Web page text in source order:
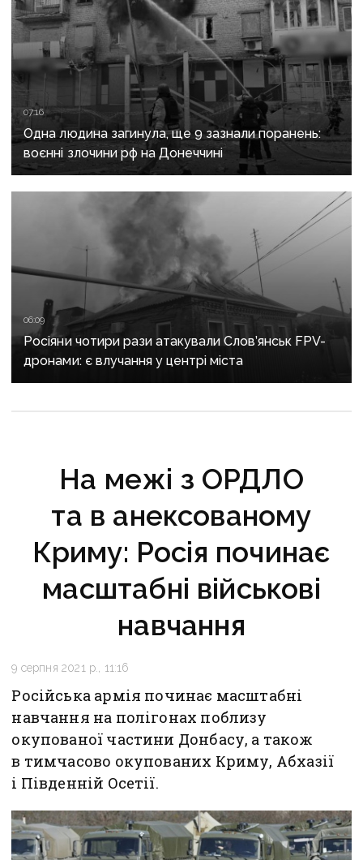
07:16
Одна людина загинула, ще 9 зазнали поранень:
воєнні злочини рф на Донеччині
06:09
Росіяни чотири рази атакували Слов’янськ FPV-
дронами: є влучання у центрі міста
На межі з ОРДЛО
та в анексованому
Криму: Росія починає
масштабні військові
навчання
9 серпня 2021 р., 11:16
Російська армія починає масштабні
навчання на полігонах поблизу
окупованої частини Донбасу, а також
в тимчасово окупованих Криму, Абхазії
і Південній Осетії.